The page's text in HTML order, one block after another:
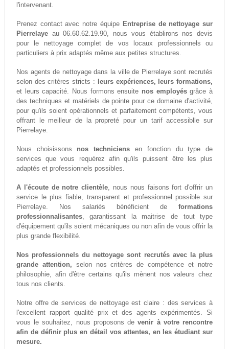
l'intervenant.
Prenez contact avec notre équipe Entreprise de nettoyage sur
Pierrelayeau 06.60.62.19.90, nous vous établirons nos devis
pour le nettoyage complet de vos locaux professionnels ou
particuliers à prix adaptés même aux petites structures.
Nos agents de nettoyage dans la ville de Pierrelaye sont recrutés
selon des critères stricts :
leurs expériences, leurs formations,
et leurs capacité. Nous formons ensuite nos employésgrâce à
des techniques et matériels de pointe pour ce domaine d'activité,
pour qu'ils soient opérationnels et parfaitement compétents, vous
offrant le meilleur de la propreté pour un tarif accessiblle sur
Pierrelaye.
Nous choisissons nos techniciens en fonction du type de
services que vous requérez afin qu'ils puissent être les plus
adaptés et professionnels possibles.
A l'écoute de notre clientèle, nous nous faisons fort d'offrir un
service le plus fiable, transparent et professionnel possible sur
Pierrelaye. Nos salariés bénéficient deformations
professionnalisantes, garantissant la maitrise de tout type
d'équipement qu'ils soient mécaniques ou non afin de vous offrir la
plus grande flexibilité.
Nos professionnels du nettoyage sont recrutés avec la plus
grande attention, selon nos critères de compétence et notre
philosophie, afin d'être certains qu'ils mènent nos valeurs chez
tous nos clients.
Notre offre de services de nettoyage est claire : des services à
l'excellent rapport qualité prix et des agents expérimentés. Si
vous le souhaitez, nous proposons devenir à votre rencontre
afin de définir plus en détail vos attentes, en les étudiant sur
mesure.